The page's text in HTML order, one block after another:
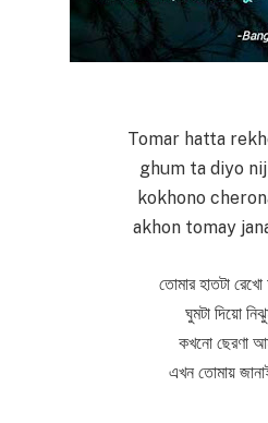
Tomar hatta
ghum ta diyo
kokhono
akhon tomay
তোমার হাতটা
ঘুমটা দিয়ো
কখনো ছেরণা
এখন তোমায়